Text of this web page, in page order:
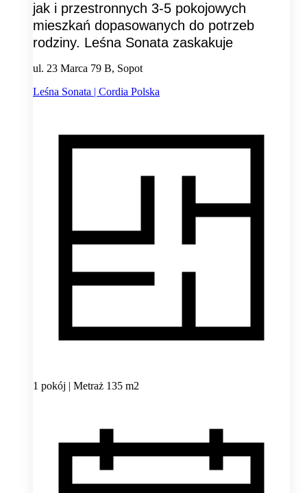
jak i przestronnych 3-5 pokojowych
mieszkań dopasowanych do potrzeb
rodziny. Leśna Sonata zaskakuje
ul. 23 Marca 79 B, Sopot
Leśna Sonata | Cordia Polska
1 pokój | Metraż 135 m2